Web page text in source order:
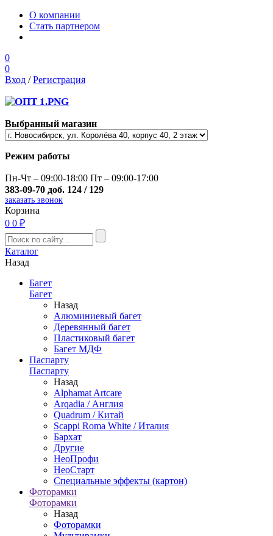
О компании
Стать партнером
0
0
Вход /Регистрация
Выбранный магазин
Режим работы
Пн-Чт – 09:00-18:00 Пт – 09:00-17:00
383-09-70 доб. 124 / 129
заказать звонок
Корзина
0 0 ₽
Каталог
Назад
Багет
Багет
Назад
Алюминиевый багет
Деревянный багет
Пластиковый багет
Багет МДФ
Паспарту
Паспарту
Назад
Alphamat Artcare
Arqadia / Англия
Quadrum / Китай
Scappi Roma White / Италия
Бархат
Другие
НеоПрофи
НеоСтарт
Специальные эффекты (картон)
Фоторамки
Фоторамки
Назад
Фоторамки